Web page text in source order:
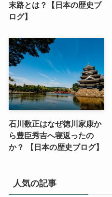
末路とは？【日本の歴史ブ
ログ】
石川数正はなぜ徳川家康か
ら豊臣秀吉へ寝返ったの
か？ 【日本の歴史ブログ】
人気の記事